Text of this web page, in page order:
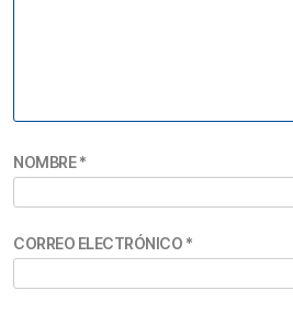
NOMBRE*
CORREO ELECTRÓNICO *